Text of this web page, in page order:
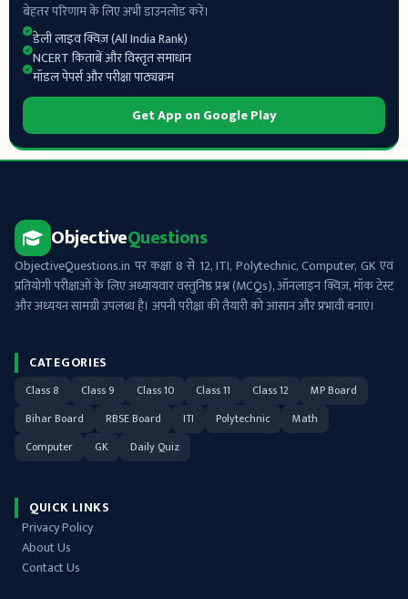
बेहतर परिणाम के लिए अभी डाउनलोड करें।
डेली लाइव क्विज़ (All India Rank)
NCERT किताबें और विस्तृत समाधान
मॉडल पेपर्स और परीक्षा पाठ्यक्रम
Get App on Google Play
ObjectiveQuestions
ObjectiveQuestions.in पर कक्षा 8 से 12, ITI, Polytechnic, Computer, GK एवं
प्रतियोगी परीक्षाओं के लिए अध्यायवार वस्तुनिष्ठ प्रश्न (MCQs), ऑनलाइन क्विज़, मॉक टेस्ट
और अध्ययन सामग्री उपलब्ध है। अपनी परीक्षा की तैयारी को आसान और प्रभावी बनाएं।
CATEGORIES
Class 8 Class 9 Class 10 Class 11 Class 12
MP Board
Bihar Board
RBSE Board ITI Polytechnic
Math
Computer
GK Daily Quiz
QUICK LINKS
Privacy Policy
About Us
Contact Us